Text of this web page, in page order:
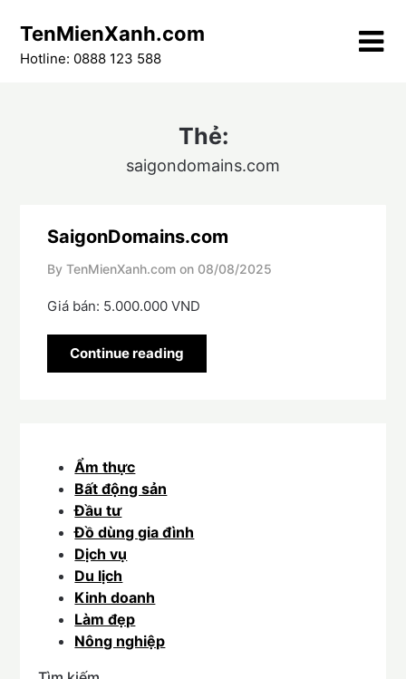
content
TenMienXanh.com
Hotline: 0888 123 588
Thẻ:
saigondomains.com
SaigonDomains.com
By TenMienXanh.com on 08/08/2025
Giá bán: 5.000.000 VND
Continue reading
Ẩm thực
Bất động sản
Đầu tư
Đồ dùng gia đình
Dịch vụ
Du lịch
Kinh doanh
Làm đẹp
Nông nghiệp